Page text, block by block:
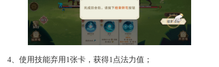
4、使用技能弃用1张卡，获得1点法力值；